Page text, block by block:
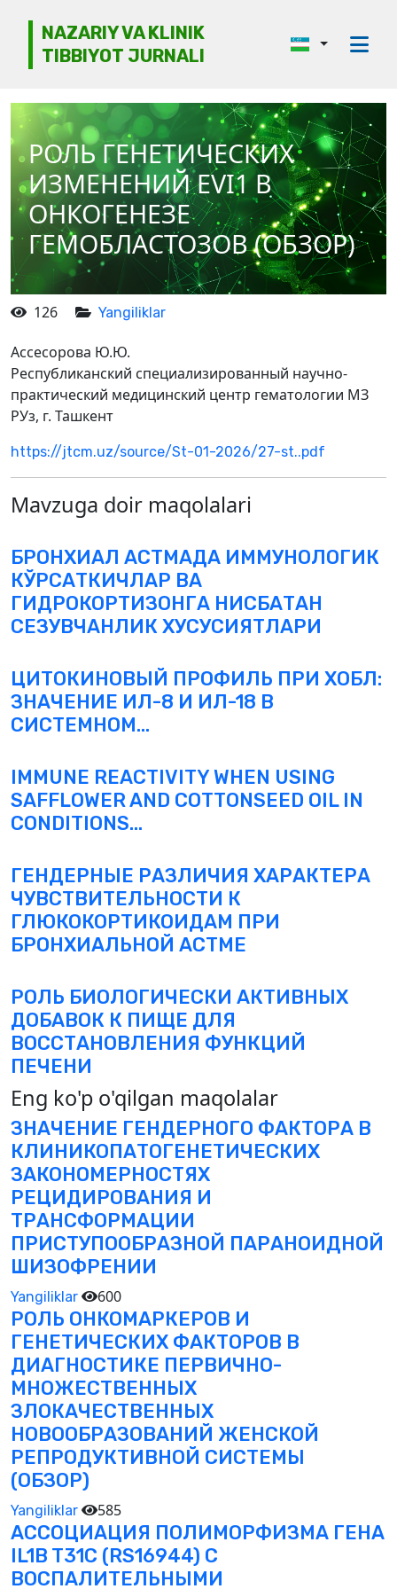
NAZARIY VA KLINIK
TIBBIYOT JURNALI
Tahririyat kengashi
Etika
Ko‘rib chiqish
Mualliflarga
Arxiv
РОЛЬ ГЕНЕТИЧЕСКИХ
ИЗМЕНЕНИЙ EVI1 В
ОНКОГЕНЕЗЕ
ГЕМОБЛАСТОЗОВ (ОБЗОР)
126 Yangiliklar
Ассесорова Ю.Ю.
Республиканский специализированный научно-
практический медицинский центр гематологии МЗ
РУз, г. Ташкент
https://jtcm.uz/source/St-01-2026/27-st..pdf
Mavzuga doir maqolalari
БРОНХИАЛ АСТМАДА ИММУНОЛОГИК
КЎРСАТКИЧЛАР ВА
ГИДРОКОРТИЗОНГА НИСБАТАН
СЕЗУВЧАНЛИК ХУСУСИЯТЛАРИ
ЦИТОКИНОВЫЙ ПРОФИЛЬ ПРИ ХОБЛ:
ЗНАЧЕНИЕ ИЛ-8 И ИЛ-18 В
СИСТЕМНОМ...
IMMUNE REACTIVITY WHEN USING
SAFFLOWER AND COTTONSEED OIL IN
CONDITIONS...
ГЕНДЕРНЫЕ РАЗЛИЧИЯ ХАРАКТЕРА
ЧУВСТВИТЕЛЬНОСТИ К
ГЛЮКОКОРТИКОИДАМ ПРИ
БРОНХИАЛЬНОЙ АСТМЕ
РОЛЬ БИОЛОГИЧЕСКИ АКТИВНЫХ
ДОБАВОК К ПИЩЕ ДЛЯ
ВОССТАНОВЛЕНИЯ ФУНКЦИЙ
ПЕЧЕНИ
Eng ko'p o'qilgan maqolalar
ЗНАЧЕНИЕ ГЕНДЕРНОГО ФАКТОРА В
КЛИНИКОПАТОГЕНЕТИЧЕСКИХ
ЗАКОНОМЕРНОСТЯХ
РЕЦИДИРОВАНИЯ И
ТРАНСФОРМАЦИИ
ПРИСТУПООБРАЗНОЙ ПАРАНОИДНОЙ
ШИЗОФРЕНИИ
Yangiliklar 600
РОЛЬ ОНКОМАРКЕРОВ И
ГЕНЕТИЧЕСКИХ ФАКТОРОВ В
ДИАГНОСТИКЕ ПЕРВИЧНО-
МНОЖЕСТВЕННЫХ
ЗЛОКАЧЕСТВЕННЫХ
НОВООБРАЗОВАНИЙ ЖЕНСКОЙ
РЕПРОДУКТИВНОЙ СИСТЕМЫ
(ОБЗОР)
Yangiliklar 585
АССОЦИАЦИЯ ПОЛИМОРФИЗМА ГЕНА
IL1B T31C (RS16944) С
ВОСПАЛИТЕЛЬНЫМИ